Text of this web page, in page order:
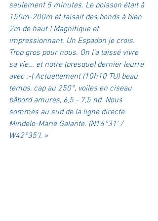
seulement 5 minutes. Le poisson était à
150m-200m et faisait des bonds à bien
2m de haut ! Magnifique et
impressionnant. Un Espadon je crois.
Trop gros pour nous. On l'a laissé vivre
sa vie... et notre (presque) dernier leurre
avec :-( Actuellement (10h10 TU) beau
temps, cap au 250°, voiles en ciseau
bâbord amures, 6,5 - 7,5 nd. Nous
sommes au sud de la ligne directe
Mindelo-Marie Galante. (N16°31' /
W42°35'). »